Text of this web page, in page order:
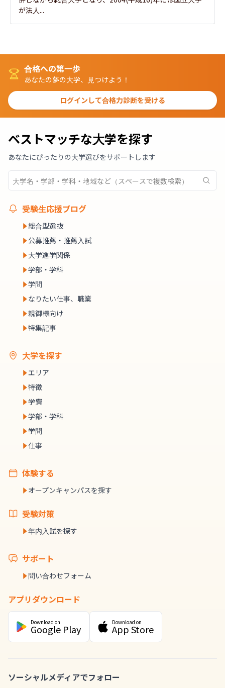
が法人...
合格への第一歩
あなたの夢の大学、見つけよう！
ログインして合格力診断を受ける
ベストマッチな大学を探す
あなたにぴったりの大学選びをサポートします
受験生応援ブログ
総合型選抜
公募推薦・推薦入試
大学進学関係
学部・学科
学問
なりたい仕事、職業
親御様向け
特集記事
大学を探す
エリア
特徴
学費
学部・学科
学問
仕事
体験する
オープンキャンパスを探す
受験対策
年内入試を探す
サポート
問い合わせフォーム
アプリダウンロード
Download on
Google Play
Download on
App Store
ソーシャルメディアでフォロー